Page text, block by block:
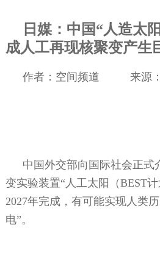
日媒：中国“人造太
成人工再现核聚变产生
作者：空间频道 来源
中国外交部向国际社会正式
变实验装置“人工太阳（BEST
2027年完成，有可能实现人类
电”。